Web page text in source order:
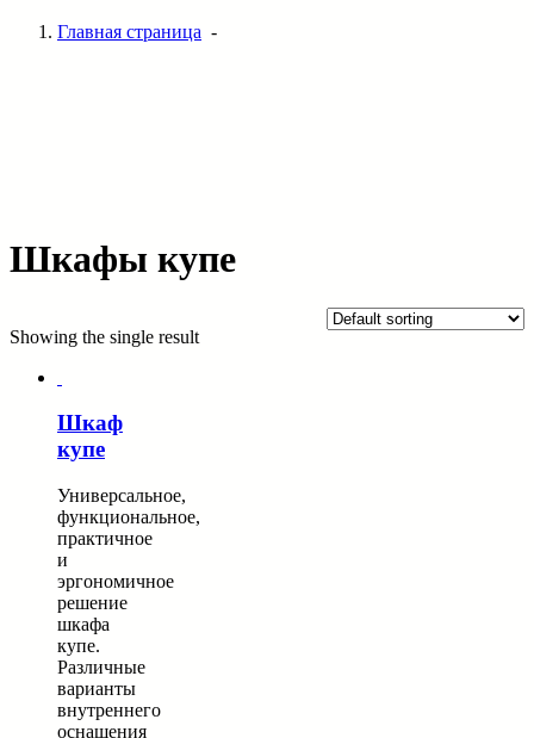
Главная страница -
Шкафы купе
Showing the single result
Шкаф
купе
Универсальное,
функциональное,
практичное
и
эргономичное
решение
шкафа
купе.
Различные
варианты
внутреннего
оснащения